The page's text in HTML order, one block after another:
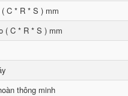
C * R * S ) mm
( C * R * S ) mm
thông minh